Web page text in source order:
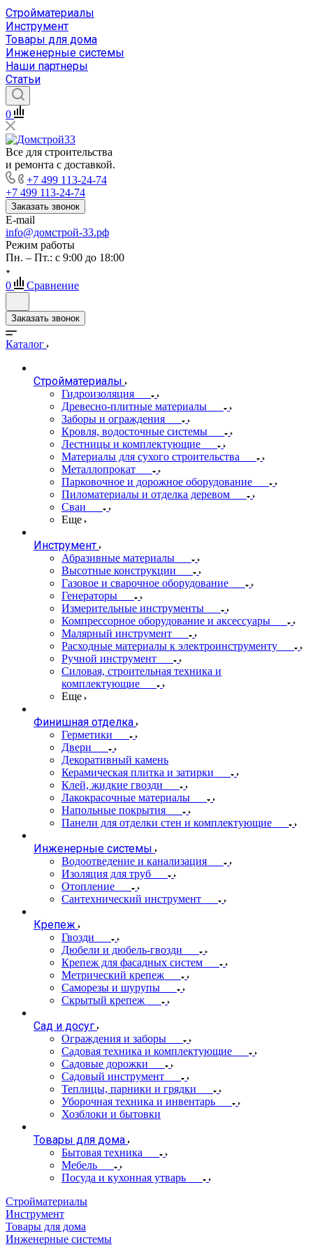
Стройматериалы
Инструмент
Товары для дома
Инженерные системы
Наши партнеры
Статьи
0
Все для строительства
и ремонта с доставкой.
+7 499 113-24-74
+7 499 113-24-74
Заказать звонок
E-mail
info@домстрой-33.рф
Режим работы
Пн. – Пт.: с 9:00 до 18:00
0 Сравнение
Заказать звонок
Каталог
Стройматериалы
Гидроизоляция
Древесно-плитные материалы
Заборы и ограждения
Кровля, водосточные системы
Лестницы и комплектующие
Материалы для сухого строительства
Металлопрокат
Парковочное и дорожное оборудование
Пиломатериалы и отделка деревом
Сваи
Еще
Инструмент
Абразивные материалы
Высотные конструкции
Газовое и сварочное оборудование
Генераторы
Измерительные инструменты
Компрессорное оборудование и аксессуары
Малярный инструмент
Расходные материалы к электроинструменту
Ручной инструмент
Силовая, строительная техника и
комплектующие
Еще
Финишная отделка
Герметики
Двери
Декоративный камень
Керамическая плитка и затирки
Клей, жидкие гвозди
Лакокрасочные материалы
Напольные покрытия
Панели для отделки стен и комплектующие
Инженерные системы
Водоотведение и канализация
Изоляция для труб
Отопление
Сантехнический инструмент
Крепеж
Гвозди
Дюбели и дюбель-гвозди
Крепеж для фасадных систем
Метрический крепеж
Саморезы и шурупы
Скрытый крепеж
Сад и досуг
Ограждения и заборы
Садовая техника и комплектующие
Садовые дорожки
Садовый инструмент
Теплицы, парники и грядки
Уборочная техника и инвентарь
Хозблоки и бытовки
Товары для дома
Бытовая техника
Мебель
Посуда и кухонная утварь
Стройматериалы
Инструмент
Товары для дома
Инженерные системы